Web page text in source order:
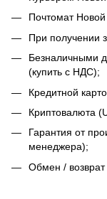
Почтомат
При получении
Безналичными
(купить с НДС);
Кредитной
Криптовалюта
Гарантия от
менеджера);
Обмен / возврат